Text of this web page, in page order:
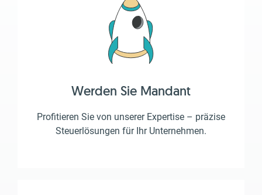
Werden Sie Mandant
Profitieren Sie von unserer Expertise – präzise
Steuerlösungen für Ihr Unternehmen.